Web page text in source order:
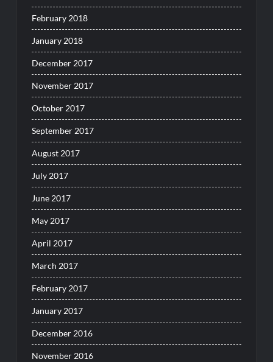
February 2018
January 2018
December 2017
November 2017
October 2017
September 2017
August 2017
July 2017
June 2017
May 2017
April 2017
March 2017
February 2017
January 2017
December 2016
November 2016